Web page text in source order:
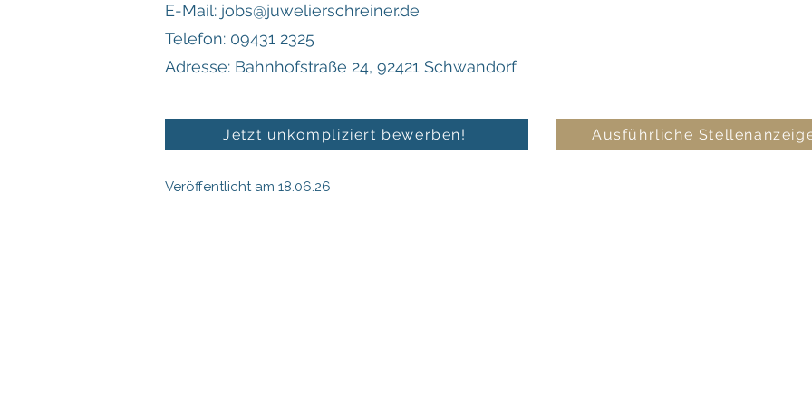
E-Mail: jobs@juwelierschreiner.de
Telefon: 09431 2325
Adresse: Bahnhofstraße 24, 92421 Schwandorf
Jetzt unkompliziert bewerben! Ausführliche
Veröffentlicht am 18.06.26